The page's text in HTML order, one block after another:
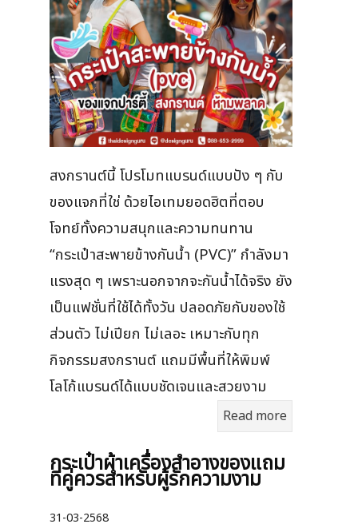
สงกรานต์นี้ โปรโมทแบรนด์แบบปัง ๆ กับ
ของแจกที่ใช่ ด้วยไอเทมยอดฮิตที่ตอบ
โจทย์ทั้งความสนุกและความทนทาน
“กระเป๋าสะพายข้างกันน้ำ (PVC)” กำลังมา
แรงสุด ๆ เพราะนอกจากจะกันน้ำได้จริง ยัง
เป็นแฟชั่นที่ใช้ได้ทั้งวัน ปลอดภัยกับของใช้
ส่วนตัว ไม่เปียก ไม่เลอะ เหมาะกับทุก
กิจกรรมสงกรานต์ แถมมีพื้นที่ให้พิมพ์
โลโก้แบรนด์ได้แบบชัดเจนและสวยงาม
Read more
กระเป๋าผ้าเครื่องสําอางของแถม
ที่คู่ควรสำหรับผู้รักความงาม
31-03-2568